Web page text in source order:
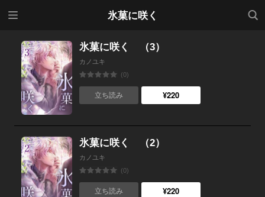
氷菓に咲く
検索
氷菓に咲く （3）
カノユキ
(0)
立ち読み ¥220
氷菓に咲く （2）
カノユキ
(0)
立ち読み ¥220